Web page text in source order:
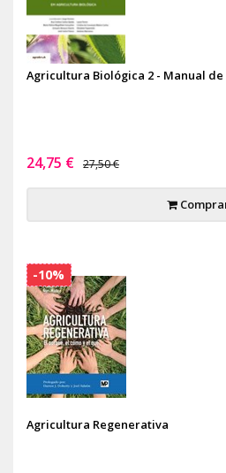
Agricultura Biológica 2 - Manual
24,75 € 27,50 €
Agricultura Regenerativa
-10%